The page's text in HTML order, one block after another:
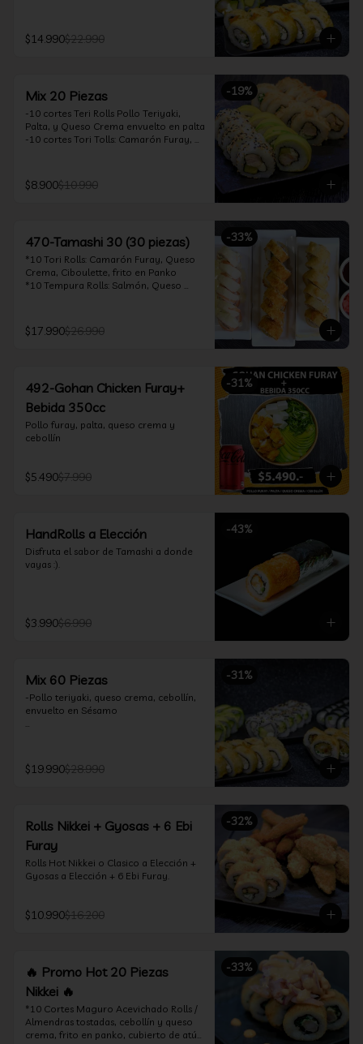
cebollín, frito en tempura
*Incluye 2 soya 30ml / 2 palitos / 1 salsa
$14.990$22.990
-19%
Mix 20 Piezas
-10 cortes Teri Rolls Pollo Teriyaki,
Palta, y Queso Crema envuelto en palta
-10 cortes Tori Tolls: Camarón Furay,
teriyaki 30ml
$8.900$10.990
-33%
470-Tamashi 30 (30 piezas)
*10 Tori Rolls: Camarón Furay, Queso
Crema, Ciboulette, frito en Panko
*10 Tempura Rolls: Salmón, Queso
furay, queso crema y cebollín, envuelto
en salmón y bañado en salsa
$17.990$26.990
-31%
492-Gohan Chicken Furay+
Bebida 350cc
Pollo furay, palta, queso crema y
cebollín
$5.490$7.990
-43%
HandRolls a Elección
Disfruta el sabor de Tamashi a donde
vayas :).
$3.990$6.990
-31%
Mix 60 Piezas
-Pollo teriyaki, queso crema, cebollín,
envuelto en Sésamo
-Camarón furay, queso crema,
frito en tempura.
-Kanikama, queso crema, envuelto en
nori (hosomaki)
$19.990$28.990
-32%
Rolls Nikkei + Gyosas + 6 Ebi
Furay
Rolls Hot Nikkei o Clasico a Elección +
Gyosas a Elección + 6 Ebi Furay.
$10.990$16.200
-33%
🔥 Promo Hot 20 Piezas
Nikkei 🔥
*10 Cortes Maguro Acevichado Rolls /
Almendras tostadas, cebollín y queso
crema, frito en panko, cubierto de atún